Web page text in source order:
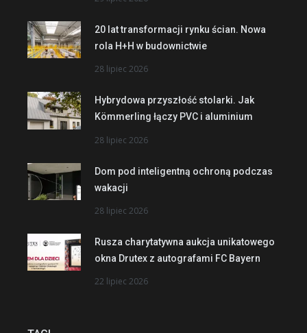
20 lat transformacji rynku ścian. Nowa
rola H+H w budownictwie
28 lipiec 2026
Hybrydowa przyszłość stolarki. Jak
Kömmerling łączy PVC i aluminium
28 lipiec 2026
Dom pod inteligentną ochroną podczas
wakacji
28 lipiec 2026
Rusza charytatywna aukcja unikatowego
okna Drutex z autografami FC Bayern
22 lipiec 2026